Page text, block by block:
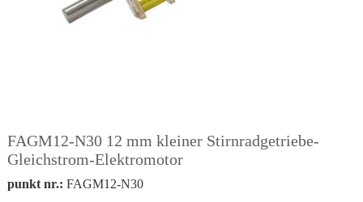
FAGM12-N30 12 mm kleiner Stirnradgetriebe-
Gleichstrom-Elektromotor
punkt nr.: FAGM12-N30